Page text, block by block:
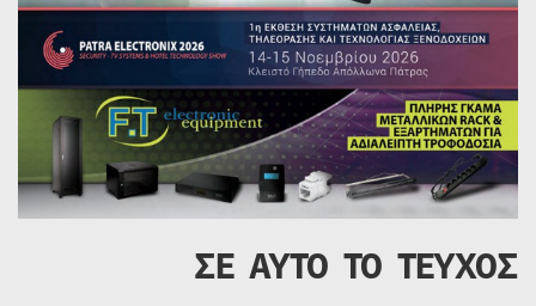
ΣΕ ΑΥΤΟ ΤΟ ΤΕΥΧΟΣ